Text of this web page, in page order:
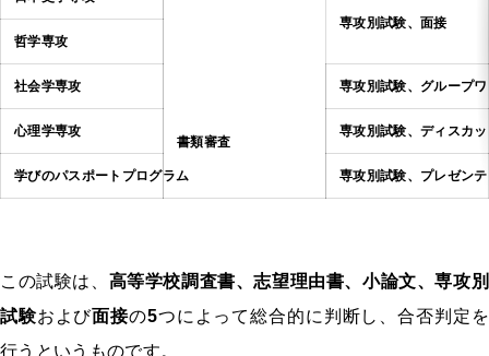
書類審査
専攻別試験、面接
哲学専攻
社会学専攻 専攻別試験、グループ
心理学専攻 専攻別試験、ディスカ
学びのパスポートプログラム 専攻別試験、プレゼン
この試験は、 高等学校調査書、志望理由書、小論文、専攻別
試験および面接の5つによって総合的に判断し、合否判定を
行うというものです。